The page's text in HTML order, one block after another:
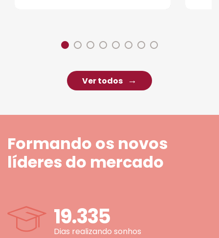
Ver todos
Formando os novos
líderes do mercado
19.335
Dias realizando sonhos